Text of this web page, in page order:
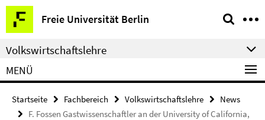
Springe
direkt
zu
Inhalt
Freie Universität Berlin
Service-
Navigation
Volkswirtschaftslehre
MENÜ
Startseite Fachbereich Volkswirtschaftslehre
News
F. Fossen Gastwissenschaftler an der University of California,